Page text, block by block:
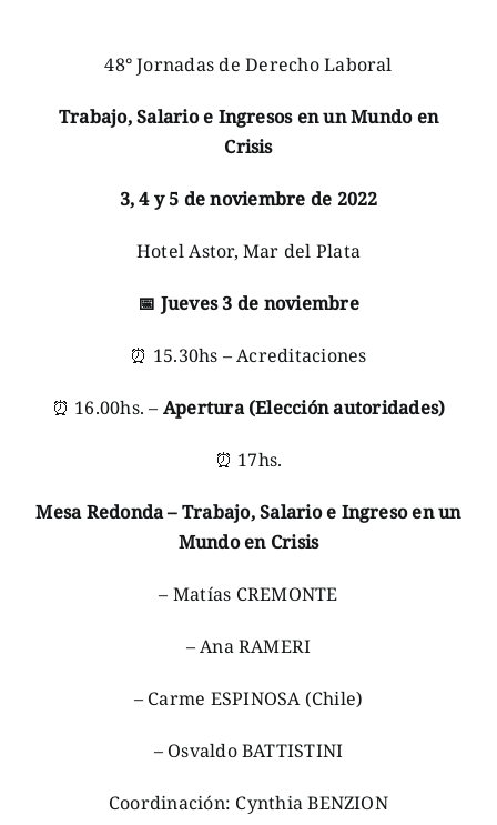
48° Jornadas de Derecho Laboral
Trabajo, Salario e Ingresos en un Mundo en
Crisis
3, 4 y 5 de noviembre de 2022
Hotel Astor, Mar del Plata
📅 Jueves 3 de noviembre
⏰ 15.30hs – Acreditaciones
⏰ 16.00hs. – Apertura (Elección autoridades)
⏰ 17hs.
Mesa Redonda – Trabajo, Salario e Ingreso en un
Mundo en Crisis
– Matías CREMONTE
– Ana RAMERI
– Carme ESPINOSA (Chile)
– Osvaldo BATTISTINI
Coordinación: Cynthia BENZION